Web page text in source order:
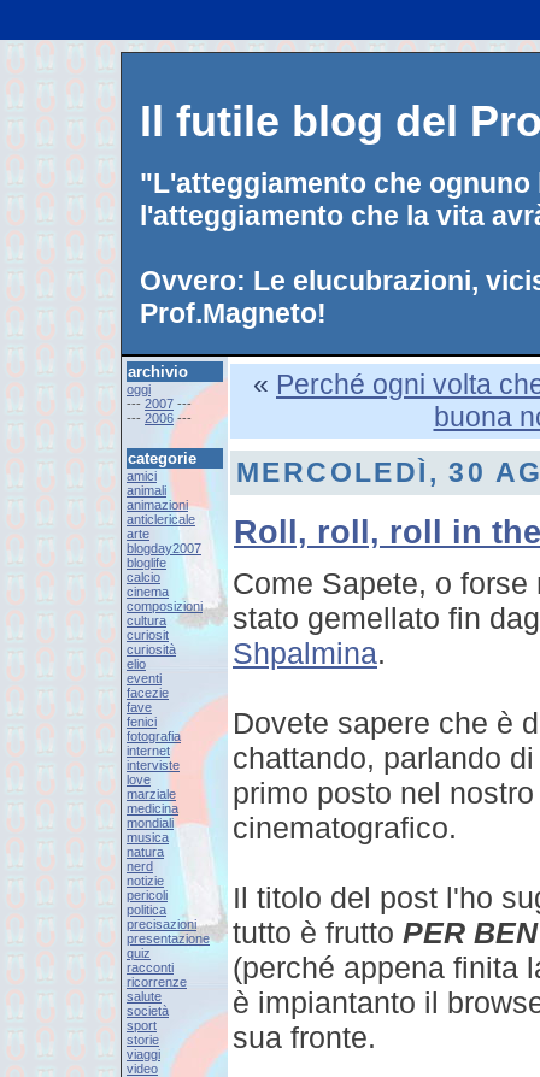
Il futile blog del
"L'atteggiamento che
l'atteggiamento che la vita
Ovvero: Le elucubrazioni,
Prof.Magneto!
archivio
oggi
--- 2007 ---
--- 2006 ---
categorie
amici
animali
animazioni
anticlericale
arte
blogday2007
bloglife
calcio
cinema
composizioni
cultura
curiosit
curiosità
elio
eventi
facezie
fave
fenici
fotografia
internet
interviste
love
marziale
medicina
mondiali
musica
natura
nerd
notizie
pericoli
politica
precisazioni
presentazione
quiz
racconti
ricorrenze
salute
società
sport
storie
viaggi
video
« Perché ogni volta
buona
MERCOLEDÌ, 30
Roll, roll, roll in
Come Sapete, o
stato gemellato fin
Shpalmina.
Dovete sapere che è
chattando, parlando
primo posto nel
cinematografico.
Il titolo del post l'ho
tutto è frutto PER
(perché appena finita
è impiantanto il
sua fronte.